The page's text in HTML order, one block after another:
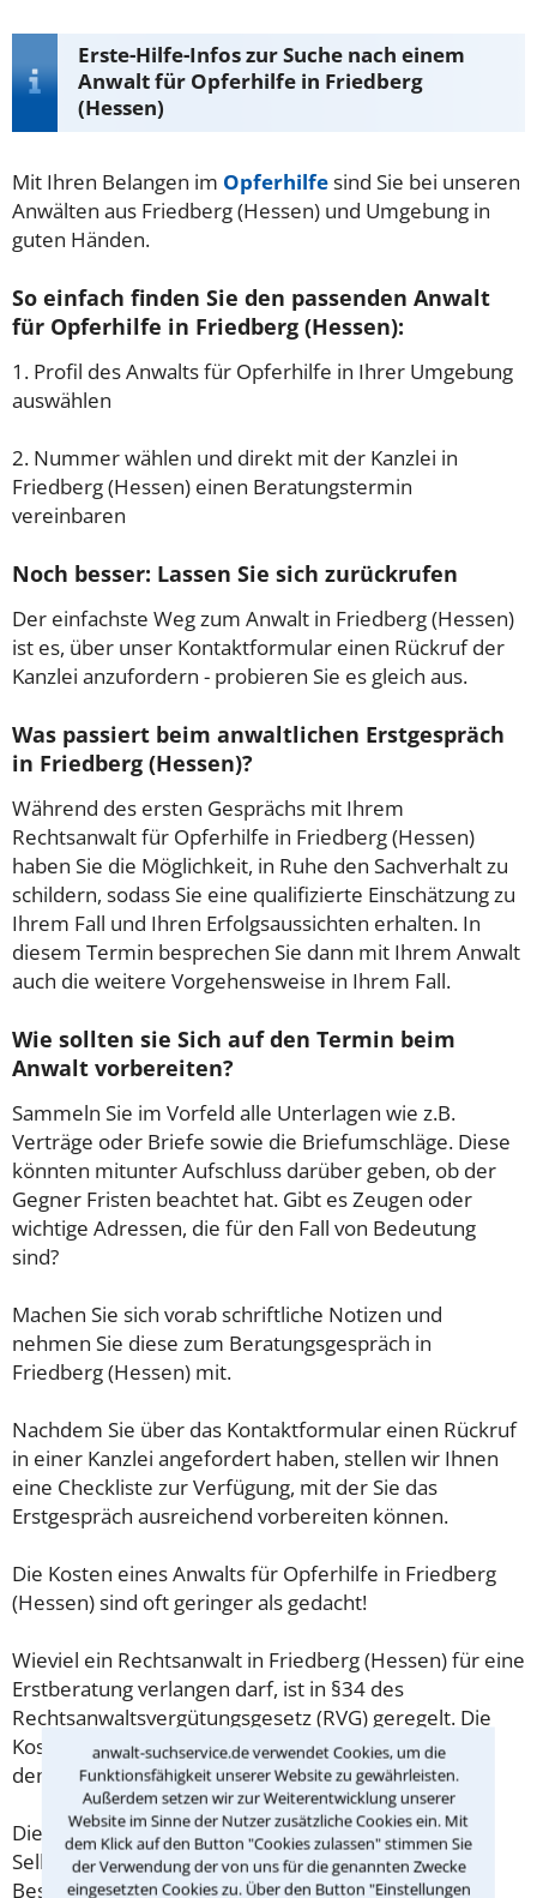
anwalt-suchservice.de verwendet Cookies, um die
Funktionsfähigkeit unserer Website zu gewährleisten.
Außerdem setzen wir zur Weiterentwicklung unserer
Website im Sinne der Nutzer zusätzliche Cookies ein. Mit
dem Klick auf den Button "Cookies zulassen" stimmen Sie
der Verwendung der von uns für die genannten Zwecke
eingesetzten Cookies zu. Über den Button "Einstellungen
Erste-Hilfe-Infos zur Suche nach einem
Anwalt für Opferhilfe in Friedberg
(Hessen)
Mit Ihren Belangen im Opferhilfesind Sie bei unseren
Anwälten aus Friedberg (Hessen) und Umgebung in
guten Händen.
So einfach finden Sie den passenden Anwalt
für Opferhilfe in Friedberg (Hessen):
1. Profil des Anwalts für Opferhilfe in Ihrer Umgebung
auswählen
2. Nummer wählen und direkt mit der Kanzlei in
Friedberg (Hessen) einen Beratungstermin
vereinbaren
Noch besser: Lassen Sie sich zurückrufen
Der einfachste Weg zum Anwalt in Friedberg (Hessen)
ist es, über unser Kontaktformular einen Rückruf der
Kanzlei anzufordern - probieren Sie es gleich aus.
Was passiert beim anwaltlichen Erstgespräch
in Friedberg (Hessen)?
Während des ersten Gesprächs mit Ihrem
Rechtsanwalt für Opferhilfe in Friedberg (Hessen)
haben Sie die Möglichkeit, in Ruhe den Sachverhalt zu
schildern, sodass Sie eine qualifizierte Einschätzung zu
Ihrem Fall und Ihren Erfolgsaussichten erhalten. In
diesem Termin besprechen Sie dann mit Ihrem Anwalt
auch die weitere Vorgehensweise in Ihrem Fall.
Wie sollten sie Sich auf den Termin beim
Anwalt vorbereiten?
Sammeln Sie im Vorfeld alle Unterlagen wie z.B.
Verträge oder Briefe sowie die Briefumschläge. Diese
könnten mitunter Aufschluss darüber geben, ob der
Gegner Fristen beachtet hat. Gibt es Zeugen oder
wichtige Adressen, die für den Fall von Bedeutung
sind?
Machen Sie sich vorab schriftliche Notizen und
nehmen Sie diese zum Beratungsgespräch in
Friedberg (Hessen) mit.
Nachdem Sie über das Kontaktformular einen Rückruf
in einer Kanzlei angefordert haben, stellen wir Ihnen
eine Checkliste zur Verfügung, mit der Sie das
Erstgespräch ausreichend vorbereiten können.
Die Kosten eines Anwalts für Opferhilfe in Friedberg
(Hessen) sind oft geringer als gedacht!
Wieviel ein Rechtsanwalt in Friedberg (Hessen) für eine
Erstberatung verlangen darf, ist in §34 des
Rechtsanwaltsvergütungsgesetz (RVG) geregelt. Die
Kosten für das erste Beratungsgespräch betragen
demnach maximal 190,00 € zzgl. MwSt.
Diese Regelung gilt jedoch nur für Verbraucher. Für
Selbstständige oder Freiberufler gilt diese
Beschränkung nicht.